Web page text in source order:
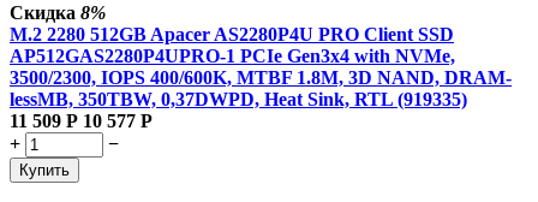
Скидка 8%
M.2 2280 512GB Apacer AS2280P4U PRO Client SSD
AP512GAS2280P4UPRO-1 PCIe Gen3x4 with NVMe,
3500/2300, IOPS 400/600K, MTBF 1.8M, 3D NAND, DRAM-
lessMB, 350TBW, 0,37DWPD, Heat Sink, RTL (919335)
11 509 Р 10 577 Р
+
−
Купить